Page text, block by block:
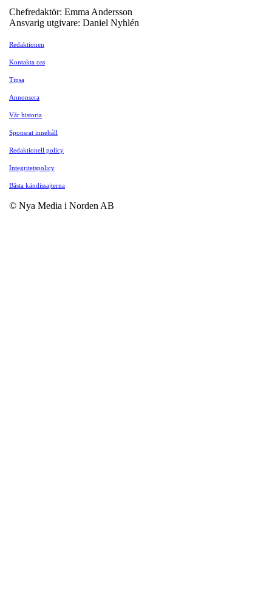
Chefredaktör: Emma Andersson
Ansvarig utgivare: Daniel Nyhlén
Redaktionen
Kontakta oss
Tipsa
Annonsera
Vår historia
Sponsrat innehåll
Redaktionell policy
Integritetspolicy
Bästa kändissajterna
© Nya Media i Norden AB